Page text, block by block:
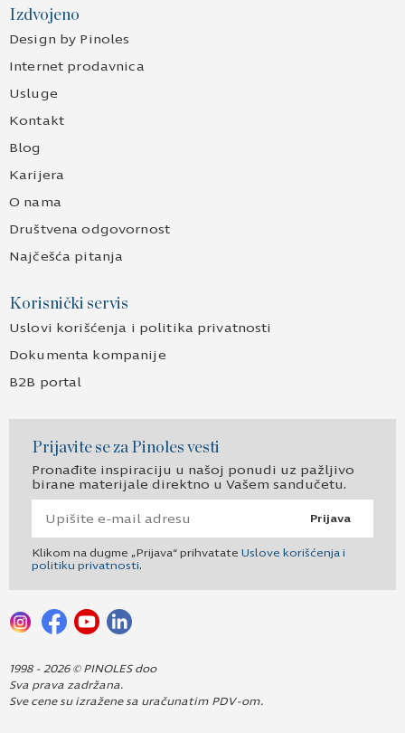
Izdvojeno
Design by Pinoles
Internet prodavnica
Usluge
Kontakt
Blog
Karijera
O nama
Društvena odgovornost
Najčešća pitanja
Korisnički servis
Uslovi korišćenja i politika privatnosti
Dokumenta kompanije
B2B portal
Prijavite se za Pinoles vesti
Pronađite inspiraciju u našoj ponudi uz pažljivo
birane materijale direktno u Vašem sandučetu.
Prijava
Klikom na dugme „Prijava“ prihvatate Uslove korišćenja i
politiku privatnosti.
1998 - 2026 © PINOLES doo
Sva prava zadržana.
Sve cene su izražene sa uračunatim PDV-om.